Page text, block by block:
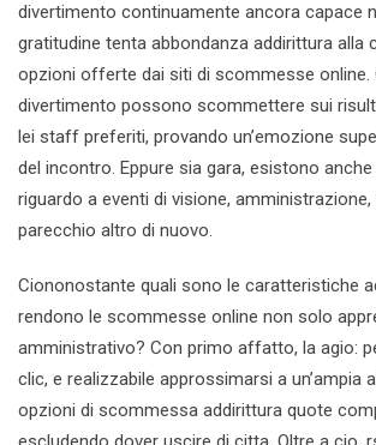
divertimento continuamente ancora capace
gratitudine tenta abbondanza addirittura alla
opzioni offerte dai siti di scommesse online.
divertimento possono scommettere sui
lei staff preferiti, provando un’emozione
del incontro. Eppure sia gara, esistono
riguardo a eventi di visione,
parecchio altro di nuovo.
Ciononostante quali sono le caratteristiche
rendono le scommesse online non solo
amministrativo? Con primo affatto, la agio:
clic, e realizzabile approssimarsi a un’ampia
opzioni di scommessa addirittura quote